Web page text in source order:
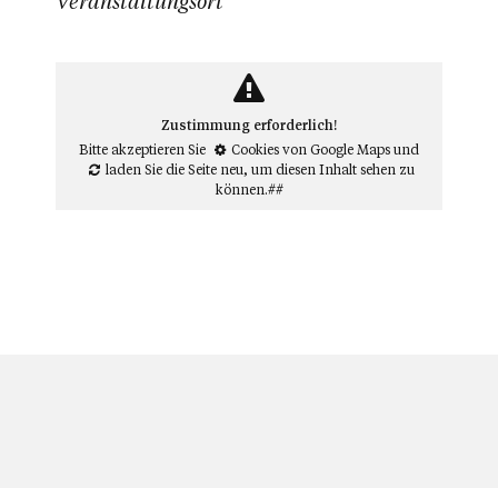
Zustimmung erforderlich!
Bitte akzeptieren Sie
Cookies von Google Mapsund
laden Sie die Seite neu, um diesen Inhalt sehen zu
können.##